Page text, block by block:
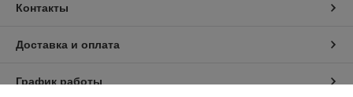
Контакты
Доставка и оплата
График работы